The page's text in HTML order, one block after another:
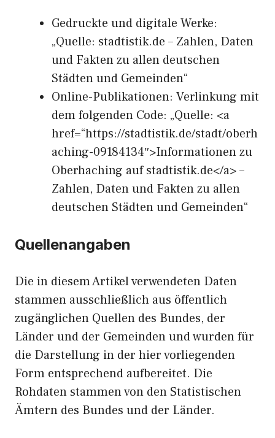
Gedruckte und digitale Werke:
„Quelle: stadtistik.de – Zahlen, Daten
und Fakten zu allen deutschen
Städten und Gemeinden“
Online-Publikationen: Verlinkung mit
dem folgenden Code: „Quelle: <a
href=“https://stadtistik.de/stadt/oberh
aching-09184134″>Informationen zu
Oberhaching auf stadtistik.de</a> –
Zahlen, Daten und Fakten zu allen
deutschen Städten und Gemeinden“
Quellenangaben
Die in diesem Artikel verwendeten Daten
stammen ausschließlich aus öffentlich
zugänglichen Quellen des Bundes, der
Länder und der Gemeinden und wurden für
die Darstellung in der hier vorliegenden
Form entsprechend aufbereitet. Die
Rohdaten stammen von den Statistischen
Ämtern des Bundes und der Länder.